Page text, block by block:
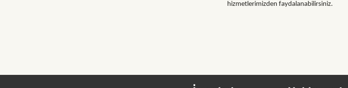
hizmetlerimizden faydalanabilirsiniz.